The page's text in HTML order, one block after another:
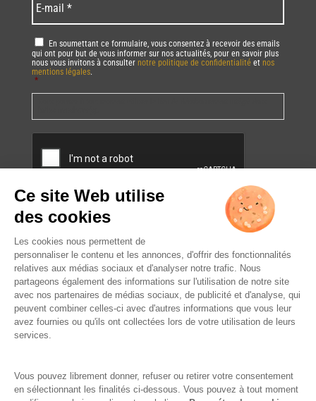
mail *
RGPD *
En soumettant ce formulaire, vous consentez à recevoir des emails
qui ont pour but de vous informer sur nos actualités, pour en savoir plus
nous vous invitons à consulter notre politique de confidentialité et nos
mentions légales.
*
MODÉRATION.